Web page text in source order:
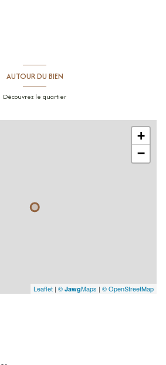
AUTOUR DU BIEN
Découvrez le quartier
+
−
Leaflet | © JawgMaps | © OpenStreetMap